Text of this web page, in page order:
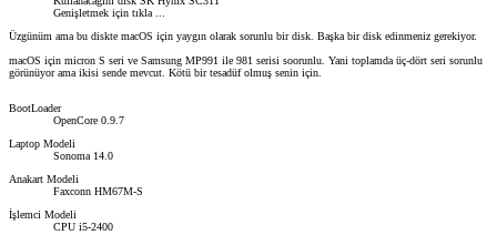
Genişletmek için tıkla ...
Üzgünüm ama bu diskte macOS için yaygın olarak sorunlu bir disk. Başka bir disk edinmeniz gerekiyor.
macOS için micron S seri ve Samsung MP991 ile 981 serisi soorunlu. Yani toplamda üç-dört seri sorunlu
görünüyor ama ikisi sende mevcut. Kötü bir tesadüf olmuş senin için.
BootLoader
OpenCore 0.9.7
Laptop Modeli
Sonoma 14.0
Anakart Modeli
Faxconn HM67M-S
İşlemci Modeli
CPU i5-2400